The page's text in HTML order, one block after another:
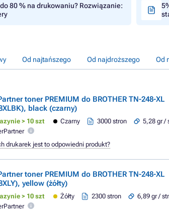
80 % na drukowaniu? Rozwiązanie:
Od najtańszego Od najdroższego Od
toner PREMIUM do BROTHER TN-248-XL
black (czarny)
> 10 szt Czarny 3000 stron
5,28 gr /
drukarek jest to odpowiedni produkt?
toner PREMIUM do BROTHER TN-248-XL
yellow (żółty)
> 10 szt Żółty 2300 stron
6,89 gr /